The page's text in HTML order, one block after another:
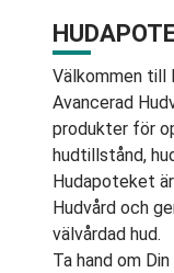
Välkommen till
Avancerad
produkter för
hudtillstånd,
Hudapoteket
Hudvård och
välvårdad hud.
Ta hand om